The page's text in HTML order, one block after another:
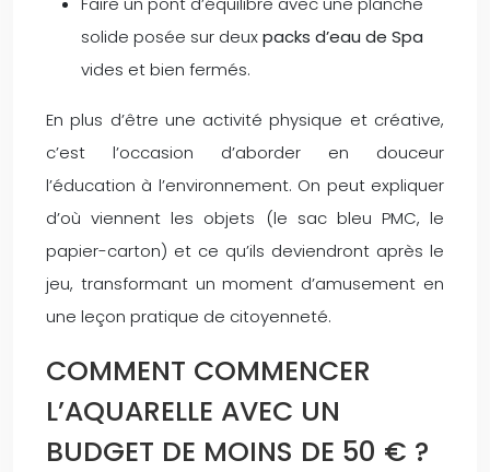
solide posée sur deuxpacks d’eau de Spa
vides et bien fermés.
En plus d’être une activité physique et créative,
c’est l’occasion d’aborder en douceur
l’éducation à l’environnement. On peut expliquer
d’où viennent les objets (le sac bleu PMC, le
papier-carton) et ce qu’ils deviendront après le
jeu, transformant un moment d’amusement en
une leçon pratique de citoyenneté.
COMMENT COMMENCER
L’AQUARELLE AVEC UN
BUDGET DE MOINS DE 50 € ?